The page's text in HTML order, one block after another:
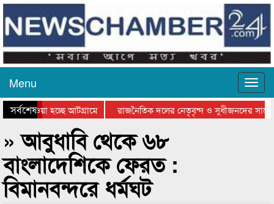
Menu
সর্বশেষ
যাওয়া হচ্ছে আটগ্রামে
রাজনৈতিক দলের নেতৃবৃন্দ ও সুধীজনদের সাথে
পুরস্কার বিতরণ সম্পন্ন
» আবুধাবি থেকে ৬৮
বাংলাদেশিকে ফেরত :
বিমানবন্দরে ধর্মঘট